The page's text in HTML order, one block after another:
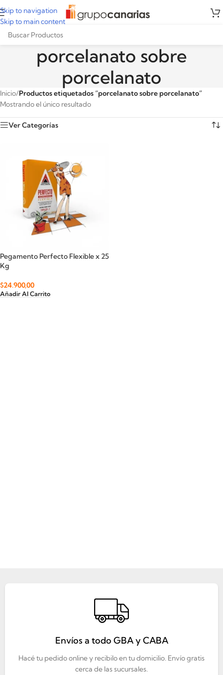
Skip to navigation
Skip to main content
porcelanato sobre
porcelanato
Inicio/Productos etiquetados “porcelanato sobre porcelanato”
Mostrando el único resultado
Ver Categorías
Pegamento Perfecto Flexible x 25
Kg
$24.900,00
Añadir Al Carrito
Envíos a todo GBA y CABA
Hacé tu pedido online y recibilo en tu domicilio. Envío gratis
cerca de las sucursales.